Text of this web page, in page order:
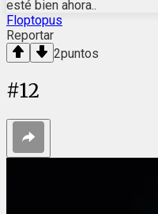
esté bien ahora..
Floptopus
Reportar
2puntos
#12